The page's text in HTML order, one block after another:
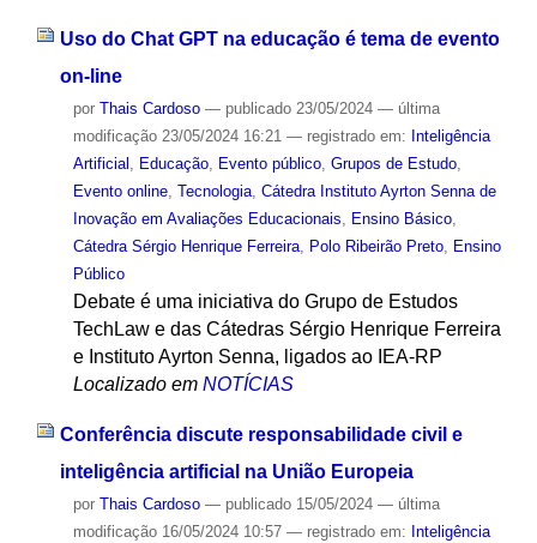
Uso do Chat GPT na educação é tema de evento
on-line
por Thais Cardoso — publicado23/05/2024 — última
modificação23/05/2024 16:21 — registrado em: Inteligência
Artificial
Educação, Evento público, Grupos de Estudo,
Evento online, Tecnologia, Cátedra Instituto Ayrton Senna de
Inovação em Avaliações Educacionais
Ensino Básico,
Cátedra Sérgio Henrique Ferreira, Polo Ribeirão Preto, Ensino
Público
Debate é uma iniciativa do Grupo de Estudos
TechLaw e das Cátedras Sérgio Henrique Ferreira
e Instituto Ayrton Senna, ligados ao IEA-RP
Localizado em NOTÍCIAS
Conferência discute responsabilidade civil e
inteligência artificial na União Europeia
por Thais Cardoso — publicado15/05/2024 — última
modificação16/05/2024 10:57 — registrado em: Inteligência